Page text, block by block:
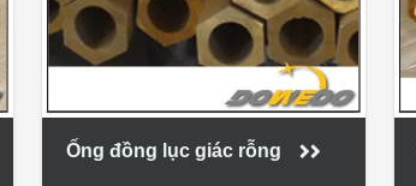
Ống đồng lục giác rỗng